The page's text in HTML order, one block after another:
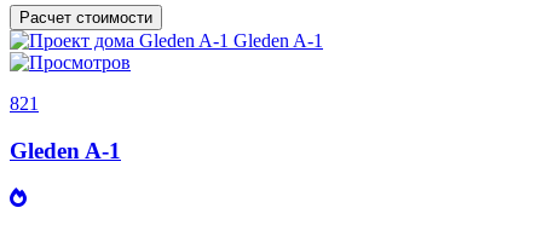
Расчет стоимости
821
Gleden A-1